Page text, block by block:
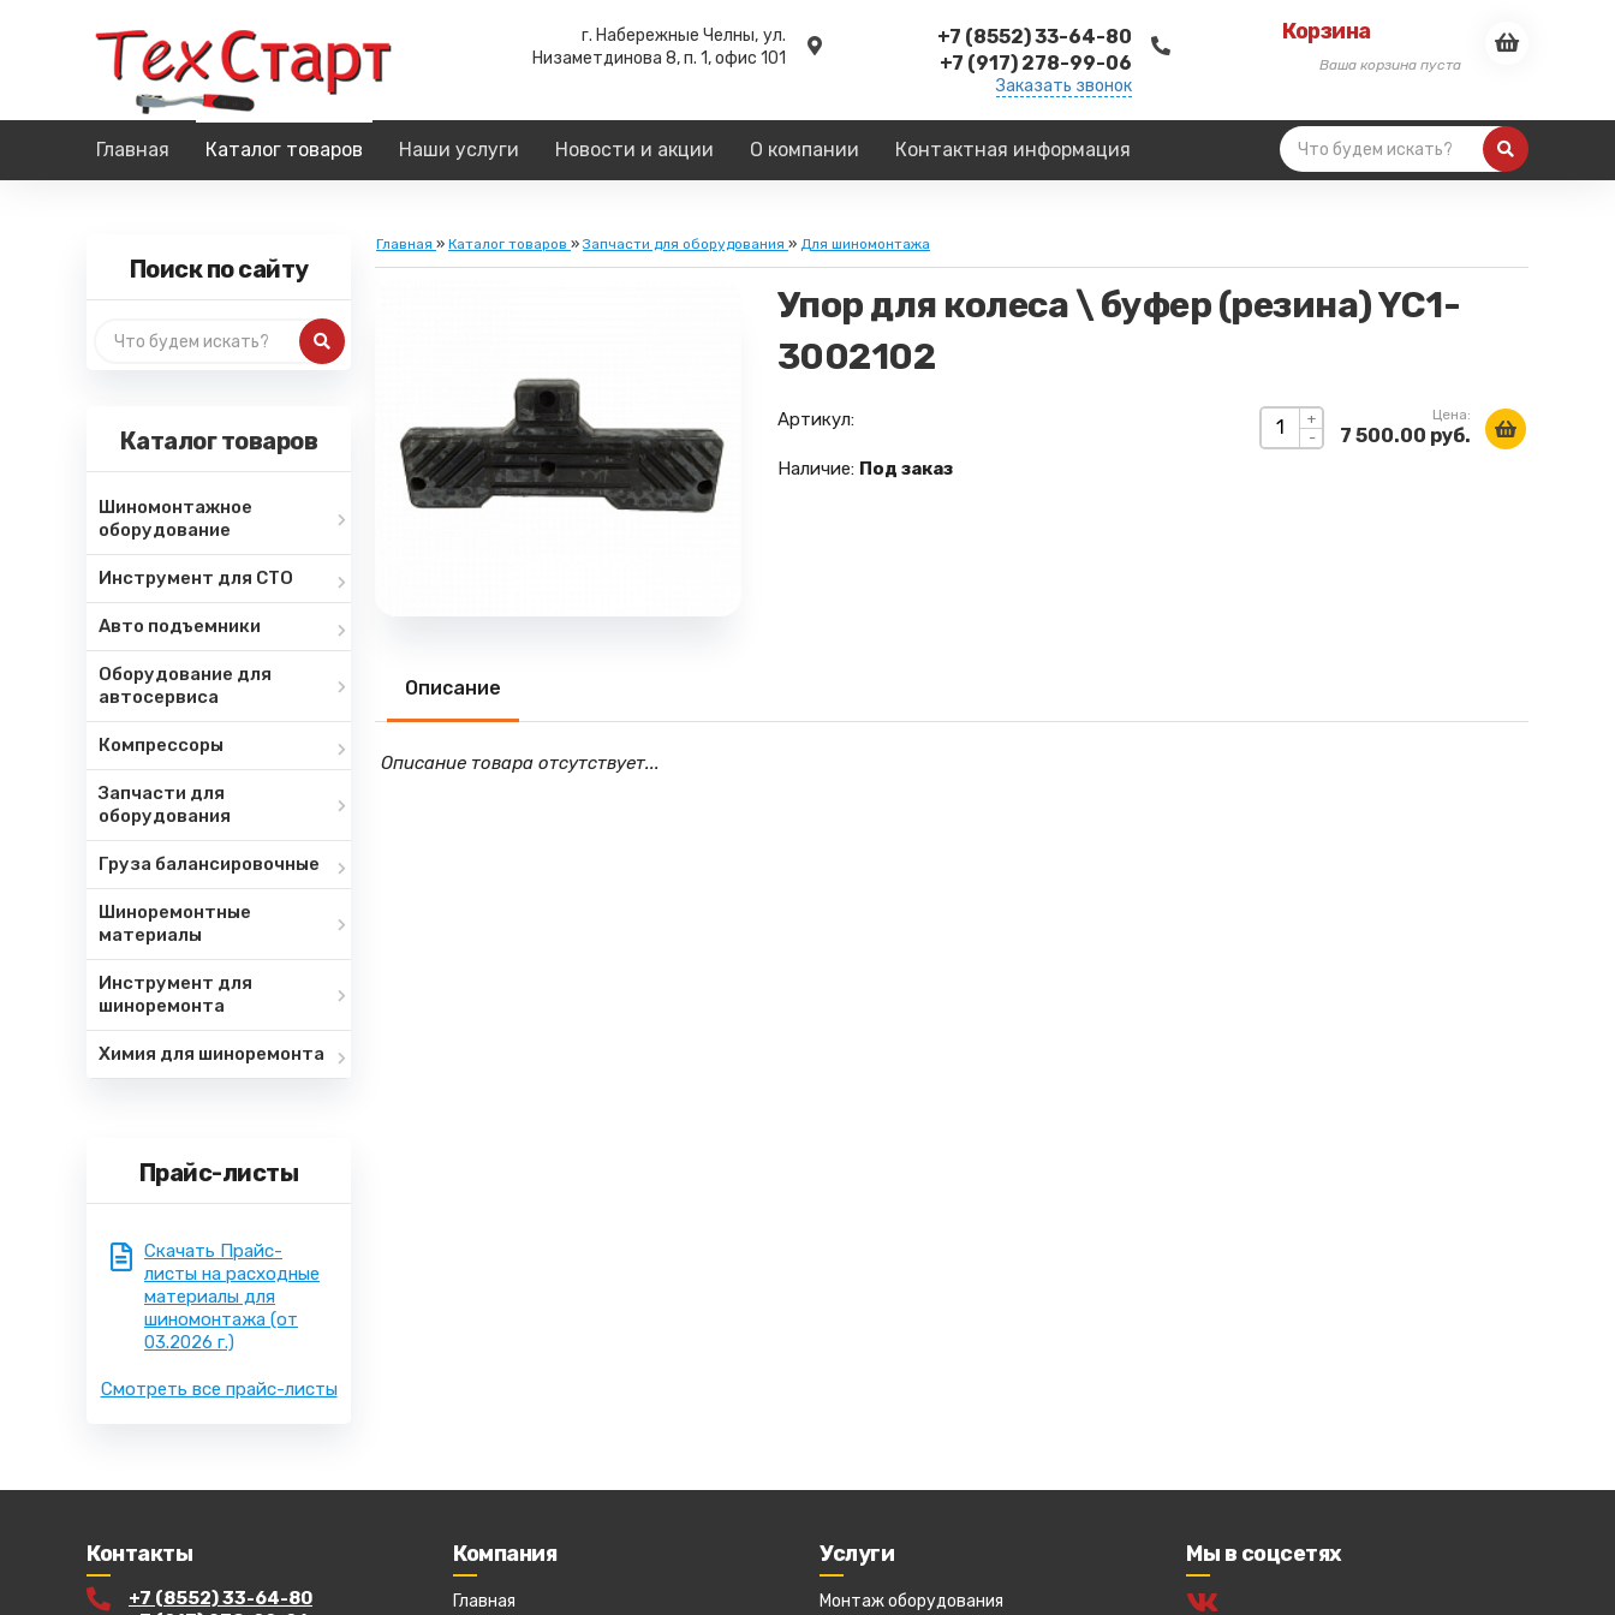
г. Набережные Челны, ул.
Низаметдинова 8, п. 1, офис 101
+7 (8552) 33-64-80
+7 (917) 278-99-06
Заказать звонок
Корзина
Ваша корзина пуста
Главная Каталог товаров Наши услуги Новости и акции О компании Контактная информация
Поиск по сайту
Каталог товаров
Шиномонтажное
оборудование
Инструмент для СТО
Авто подъемники
Оборудование для
автосервиса
Компрессоры
Запчасти для
оборудования
Груза балансировочные
Шиноремонтные
материалы
Инструмент для
шиноремонта
Химия для шиноремонта
Прайс-листы
Скачать Прайс-
листы на расходные
материалы для
шиномонтажа (от
03.2026 г.)
Смотреть все прайс-листы
Главная » Каталог товаров »Запчасти для оборудования » Для шиномонтажа
Упор для колеса \ буфер (резина) YC1-
3002102
+
-
Цена:
7 500.00 руб.
Артикул:
Наличие: Под заказ
Описание
Описание товара отсутствует...
Контакты
+7 (8552) 33-64-80
Компания
Главная
Услуги
Монтаж оборудования
Мы в соцсетях